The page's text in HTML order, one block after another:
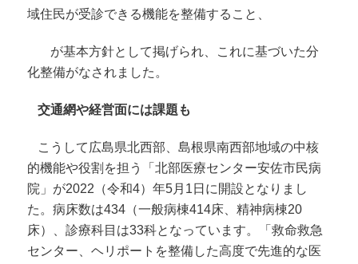
域住民が受診できる機能を整備すること、
が基本方針として掲げられ、これに基づいた分
化整備がなされました。
交通網や経営面には課題も
こうして広島県北西部、島根県南西部地域の中核
的機能や役割を担う「北部医療センター安佐市民病
院」が2022（令和4）年5月1日に開設となりまし
た。病床数は434（一般病棟414床、精神病棟20
床）、診療科目は33科となっています。「救命救急
センター、ヘリポートを整備した高度で先進的な医